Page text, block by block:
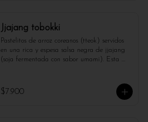
Jjajang tobokki
Pastelitos de arroz coreanos (tteok) servidos
en una rica y espesa salsa negra de jjajang
(soja fermentada con sabor umami). Esta
la salsa, creando un plato reconfortante y
lleno de carácter.
$7.900